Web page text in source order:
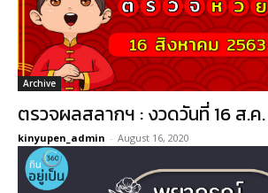
Archive
ตรวจผลสลากฯ : งวดวันที่ 16 ส.ค
kinyupen_admin - August 16, 2020